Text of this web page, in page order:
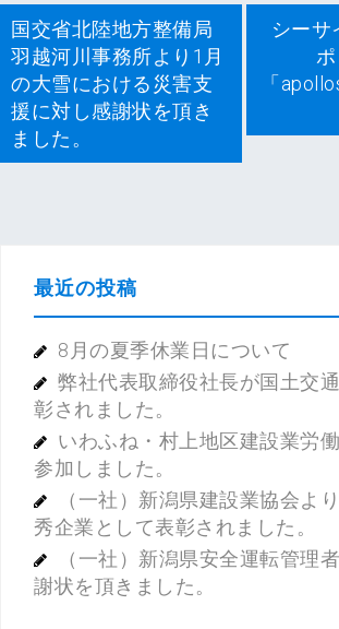
投
稿
ナ
ビ
ゲ
ー
国交省北陸地方整備局
羽越河川事務所より1月
の大雪における災害支
援に対し感謝状を頂き
ました。
シーサ
「
最近の投稿
8月の夏季休業日について
弊社代表取締役社長が国土交
彰されました。
いわふね・村上地区建設業労
参加しました。
（一社）新潟県建設業協会よ
秀企業として表彰されました。
（一社）新潟県安全運転管理
謝状を頂きました。